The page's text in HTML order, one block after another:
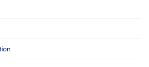
© 2026 - All rights reserved
settings Privacy Ranking rules